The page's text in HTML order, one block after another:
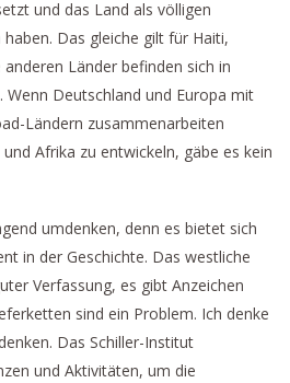
und das Land als völligen
Das gleiche gilt für Haiti,
anderen Länder befinden sich in
Wenn Deutschland und Europa mit
Ländern zusammenarbeiten
Afrika zu entwickeln, gäbe es kein
umdenken, denn es bietet sich
in der Geschichte. Das westliche
Verfassung, es gibt Anzeichen
sind ein Problem. Ich denke
Das Schiller-Institut
und Aktivitäten, um die